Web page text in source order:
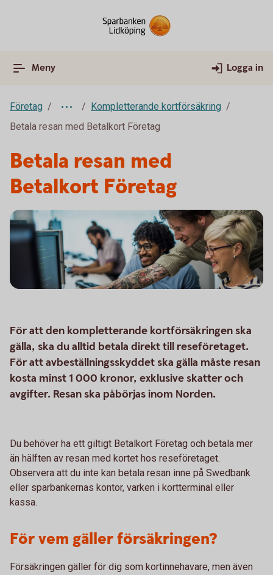
Meny Logga in
Företag
Kompletterande kortförsäkring
Betala resan med Betalkort Företag
Betala resan med
Betalkort Företag
För att den kompletterande kortförsäkringen ska
gälla, ska du alltid betala direkt till reseföretaget.
För att avbeställningsskyddet ska gälla måste resan
kosta minst 1 000 kronor, exklusive skatter och
avgifter. Resan ska påbörjas inom Norden.
Du behöver ha ett giltigt Betalkort Företag och betala mer
än hälften av resan med kortet hos reseföretaget.
Observera att du inte kan betala resan inne på Swedbank
eller sparbankernas kontor, varken i kortterminal eller
kassa.
För vem gäller försäkringen?
Försäkringen gäller för dig som kortinnehavare, men även